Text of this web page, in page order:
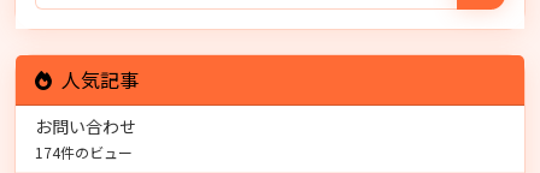
人気記事
お問い合わせ
174件のビュー